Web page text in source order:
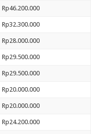
Rp46.200.000
Rp32.300.000
Rp28.000.000
Rp29.500.000
Rp29.500.000
Rp20.000.000
Rp20.000.000
Rp24.200.000